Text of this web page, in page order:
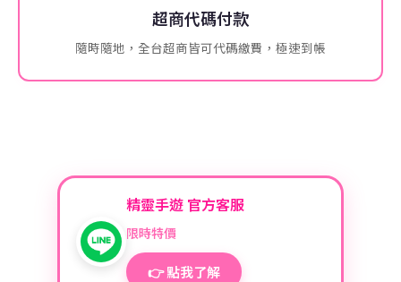
超商代碼付款
隨時隨地，全台超商皆可代碼繳費，極速到帳
精靈手遊 官方客服
限時特價
👉 點我了解